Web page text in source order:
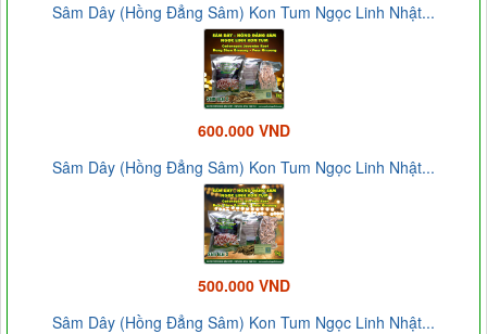
Sâm Dây (Hồng Đẳng Sâm) Kon Tum Ngọc Linh Nhật...
600.000 VND
Sâm Dây (Hồng Đẳng Sâm) Kon Tum Ngọc Linh Nhật...
500.000 VND
Sâm Dây (Hồng Đẳng Sâm) Kon Tum Ngọc Linh Nhật...